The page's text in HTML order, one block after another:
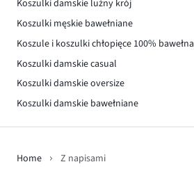
Koszulki damskie luźny krój
Koszulki męskie bawełniane
Koszule i koszulki chłopięce 100% bawełna
Koszulki damskie casual
Koszulki damskie oversize
Koszulki damskie bawełniane
Home Z napisami